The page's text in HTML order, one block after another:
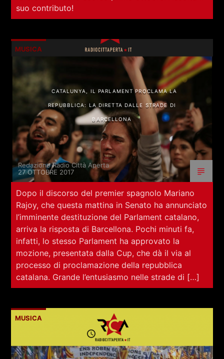
+393401974468
Sostieni Radio Città Aperta
suo contributo!
MUSICA
CATALUNYA, IL PARLAMENT PROCLAMA LA
REPUBBLICA: LA DIRETTA DALLE STRADE DI
BARCELLONA
Redazione Radio Città Aperta
27 OTTOBRE 2017
Dopo il discorso del premier spagnolo Mariano
Rajoy, che questa mattina in Senato ha annunciato
l’imminente destituzione del Parlament catalano,
arriva la risposta di Barcellona. Pochi minuti fa,
infatti, lo stesso Parlament ha approvato la
mozione, presentata dalla Cup, che dà il via al
processo di proclamazione della repubblica
catalana. Grande l’entusiasmo nelle strade di […]
MUSICA